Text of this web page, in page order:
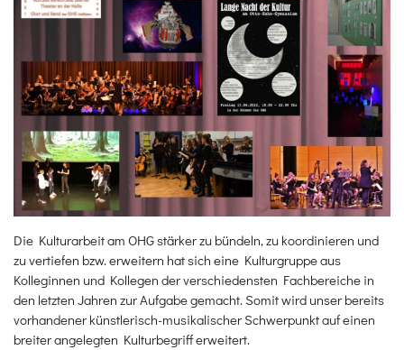
Die Kulturarbeit am OHG stärker zu bündeln, zu koordinieren und
zu vertiefen bzw. erweitern hat sich eine Kulturgruppe aus
Kolleginnen und Kollegen der verschiedensten Fachbereiche in
den letzten Jahren zur Aufgabe gemacht. Somit wird unser bereits
vorhandener künstlerisch-musikalischer Schwerpunkt auf einen
breiter angelegten Kulturbegriff erweitert.